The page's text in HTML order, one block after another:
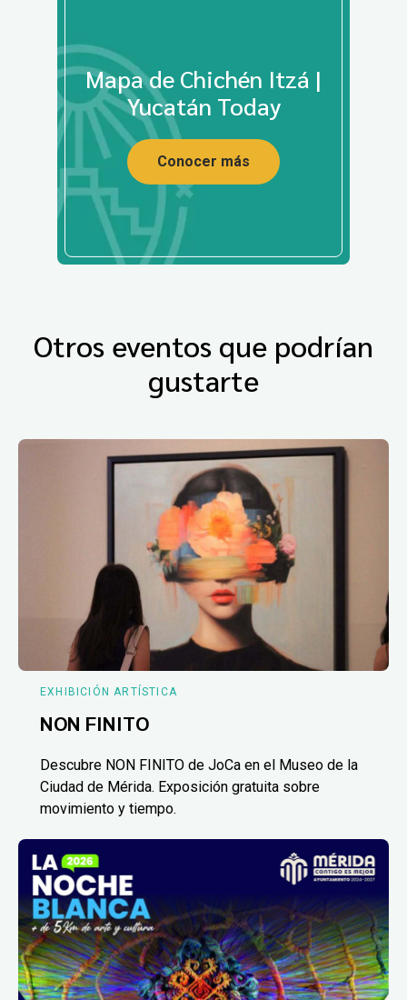
Mapa de Chichén Itzá |
Yucatán Today
Conocer más
Otros eventos que podrían
gustarte
EXHIBICIÓN ARTÍSTICA
NON FINITO
Descubre NON FINITO de JoCa en el Museo de la
Ciudad de Mérida. Exposición gratuita sobre
movimiento y tiempo.